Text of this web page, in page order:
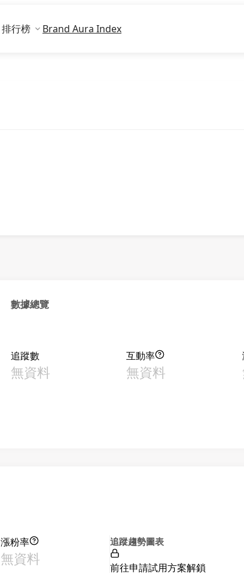
排行榜 Brand Aura Index
數據總覽
追蹤數
無資料
互動率
無資料
漲粉率
無資料
追蹤趨勢圖表
前往申請試用方案解鎖